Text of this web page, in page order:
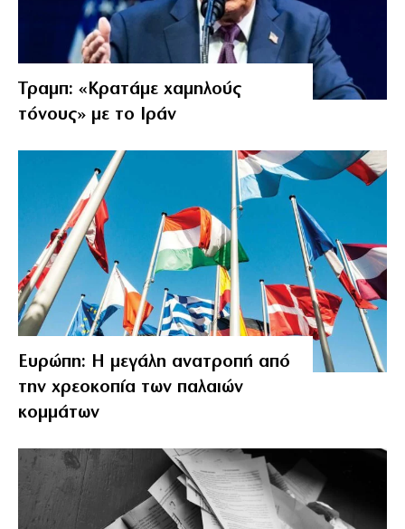
Τραμπ: «Κρατάμε χαμηλούς
τόνους» με το Ιράν
Ευρώπη: Η μεγάλη ανατροπή από
την χρεοκοπία των παλαιών
κομμάτων